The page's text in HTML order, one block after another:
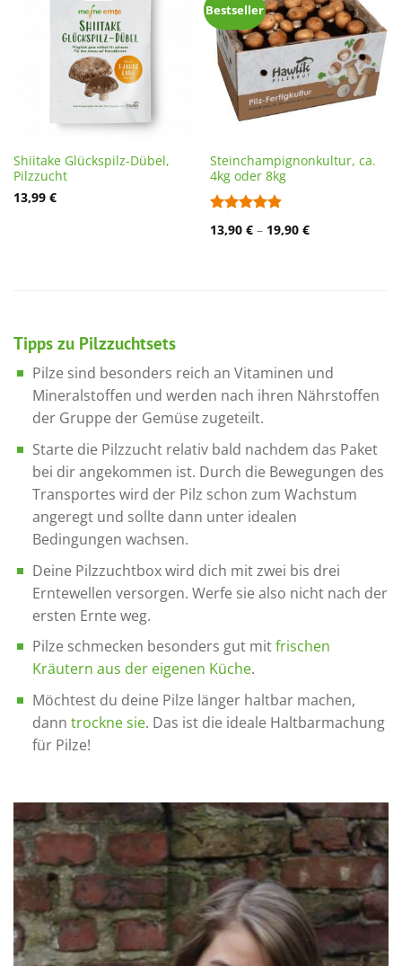
Shiitake Glückspilz-Dübel,
Pilzzucht
13,99 €
Bestseller
Steinchampignonkultur, ca.
4kg oder 8kg
Bewertet
mit4.88
13,90 €– 19,90 €
Tipps zu Pilzzuchtsets
Pilze sind besonders reich an Vitaminen und
Mineralstoffen und werden nach ihren Nährstoffen
der Gruppe der Gemüse zugeteilt.
Starte die Pilzzucht relativ bald nachdem das Paket
bei dir angekommen ist. Durch die Bewegungen des
Transportes wird der Pilz schon zum Wachstum
angeregt und sollte dann unter idealen
Bedingungen wachsen.
Deine Pilzzuchtbox wird dich mit zwei bis drei
Erntewellen versorgen. Werfe sie also nicht nach der
ersten Ernte weg.
Pilze schmecken besonders gut mitfrischen
Kräutern aus der eigenen Küche.
Möchtest du deine Pilze länger haltbar machen,
dann trockne sie. Das ist die ideale Haltbarmachung
für Pilze!